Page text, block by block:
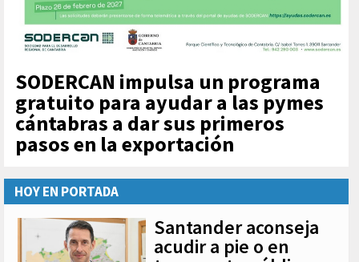
SODERCAN impulsa un programa
gratuito para ayudar a las pymes
cántabras a dar sus primeros
pasos en la exportación
HOY EN PORTADA
Santander aconseja
acudir a pie o en